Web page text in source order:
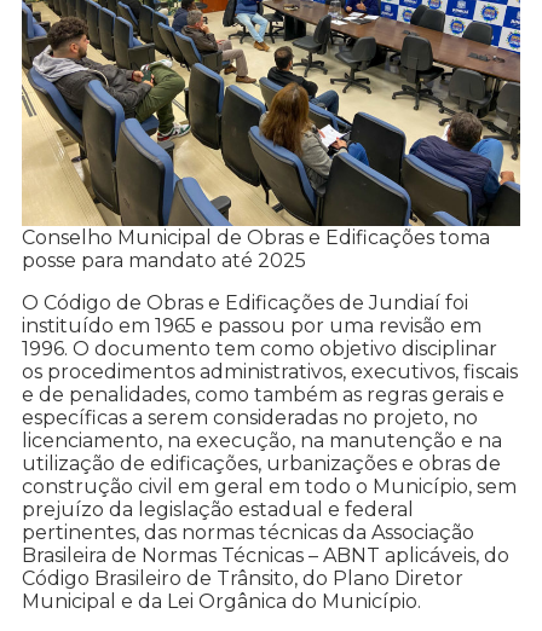
Conselho Municipal de Obras e Edificações toma
posse para mandato até 2025
O Código de Obras e Edificações de Jundiaí foi
instituído em 1965 e passou por uma revisão em
1996. O documento tem como objetivo disciplinar
os procedimentos administrativos, executivos, fiscais
e de penalidades, como também as regras gerais e
específicas a serem consideradas no projeto, no
licenciamento, na execução, na manutenção e na
utilização de edificações, urbanizações e obras de
construção civil em geral em todo o Município, sem
prejuízo da legislação estadual e federal
pertinentes, das normas técnicas da Associação
Brasileira de Normas Técnicas – ABNT aplicáveis, do
Código Brasileiro de Trânsito, do Plano Diretor
Municipal e da Lei Orgânica do Município.